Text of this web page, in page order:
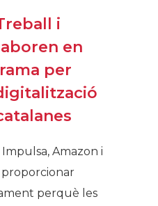
i
en
per
Amazon i
perquè les